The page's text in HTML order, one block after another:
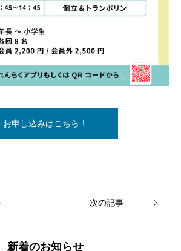
お申し込みはこちら！
次の記事
新着のお知らせ